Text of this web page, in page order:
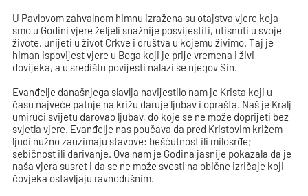
U Pavlovom zahvalnom himnu izražena su otajstva vjere koja
smo u Godini vjere željeli snažnije posvijestiti, utisnuti u svoje
živote, unijeti u život Crkve i društva u kojemu živimo. Taj je
himan ispovijest vjere u Boga koji je prije vremena i živi
dovijeka, a u središtu povijesti nalazi se njegov Sin.
Evanđelje današnjega slavlja navijestilo nam je Krista koji u
času najveće patnje na križu daruje ljubav i oprašta. Naš je Kralj
umirući svijetu darovao ljubav, do koje se ne može doprijeti bez
svjetla vjere. Evanđelje nas poučava da pred Kristovim križem
ljudi nužno zauzimaju stavove: bešćutnost ili milosrđe;
sebičnost ili darivanje. Ova nam je Godina jasnije pokazala da je
naša vjera susret i da se ne može svesti na obične izričaje koji
čovjeka ostavljaju ravnodušnim.